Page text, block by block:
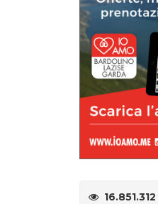
16.851.312